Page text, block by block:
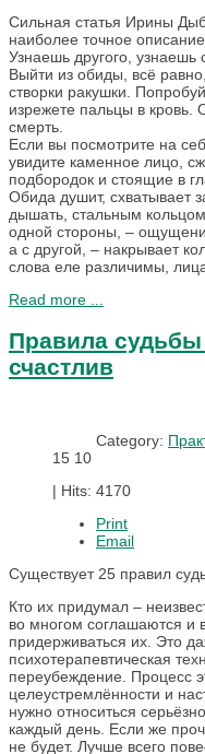
Сильная статья Ирины
наиболее точное
Узнаешь другого, узнаешь
Выйти из обиды, всё
створки ракушки.
изрежете пальцы в кровь.
смерть.
Если вы посмотрите на
увидите каменное лицо,
подбородок и стоящие в
Обида душит, схватывает
дышать, стальным кольцом
одной стороны, –
а с другой, – накрывает
слова еле различимы,
Read more ...
Правила
счастлив
Category:
15 10
| Hits: 4170
Print
Email
Существует 25 правил
Кто их придумал –
во многом соглашаются и
придерживаться их. Это
психотерапевтическая
переубеждение. Процесс
целеустремлённости и
нужно относиться
каждый день. Если же
не будет. Лучше всего